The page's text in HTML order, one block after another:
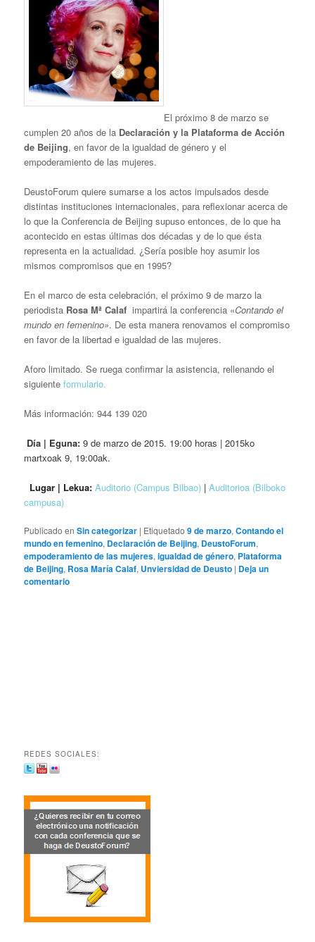
El próximo 8 de marzo se
cumplen 20 años de la Declaración y la Plataforma de Acción
de Beijing, en favor de la igualdad de género y el
empoderamiento de las mujeres.
DeustoForum quiere sumarse a los actos impulsados desde
distintas instituciones internacionales, para reflexionar acerca de
lo que la Conferencia de Beijing supuso entonces, de lo que ha
acontecido en estas últimas dos décadas y de lo que ésta
representa en la actualidad. ¿Sería posible hoy asumir los
mismos compromisos que en 1995?
En el marco de esta celebración, el próximo 9 de marzo la
periodista Rosa Mª Calaf impartirá la conferencia «Contando el
mundo en femenino». De esta manera renovamos el compromiso
en favor de la libertad e igualdad de las mujeres.
Aforo limitado. Se ruega confirmar la asistencia, rellenando el
siguienteformulario.
Más información:944 139 020
Día | Eguna: 9 de marzo de 2015. 19:00 horas | 2015ko
martxoak 9, 19:00ak.
Lugar | Lekua:Auditorio (Campus Bilbao) |Auditorioa (Bilboko
campusa)
Publicado en Sin categorizar | Etiquetado 9 de marzo,Contando el
mundo en femenino, Declaración de Beijing, DeustoForum,
empoderamiento de las mujeres,igualdad de género, Plataforma
de Beijing, Rosa María Calaf, Unviersidad de Deusto | Deja un
comentario
REDES SOCIALES: